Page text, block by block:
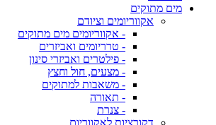
מים מתוקים
אקווריומים וציודם
- אקווריומים מים מתוקים
- טרריומים ואביזרים
- פילטרים ואביזרי סינון
- מצעים, חול וחצץ
- משאבות למתוקים
- תאורה
- צנרת
דקורציות לאקווריום